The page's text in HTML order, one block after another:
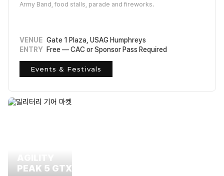
Army Band, food stalls, parade and fireworks.
VENUE Gate 1 Plaza, USAG Humphreys
ENTRY Free — CAC or Sponsor Pass Required
Events & Festivals
PEAK 5 GTX